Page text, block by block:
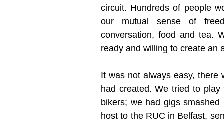
circuit. Hundreds of people
our mutual sense of
conversation, food and tea.
ready and willing to create an
It was not always easy, there
had created. We tried to
bikers; we had gigs
host to the RUC in Belfast,